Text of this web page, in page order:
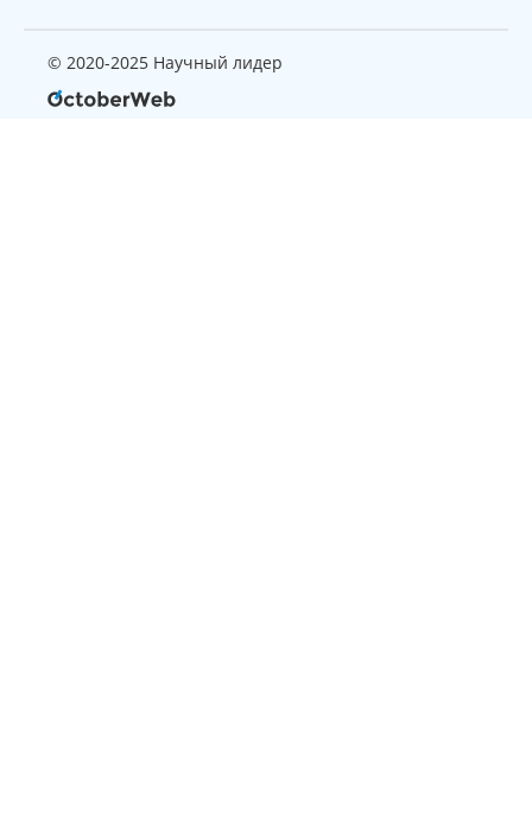
© 2020-2025 Научный лидер